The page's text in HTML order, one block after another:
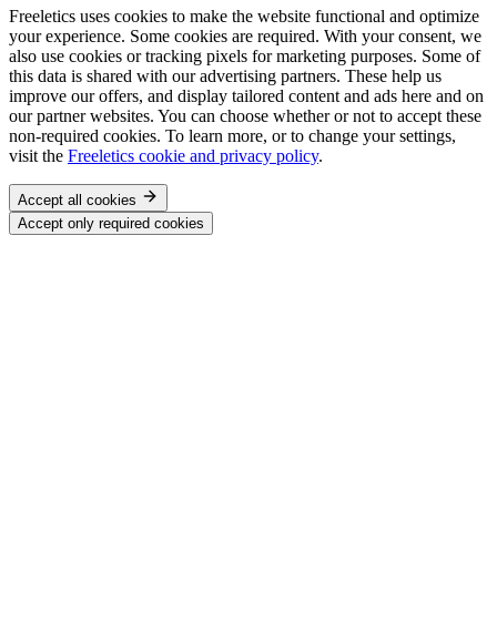
Freeletics uses cookies to make the website functional and optimize
your experience. Some cookies are required. With your consent, we
also use cookies or tracking pixels for marketing purposes. Some of
this data is shared with our advertising partners. These help us
improve our offers, and display tailored content and ads here and on
our partner websites. You can choose whether or not to accept these
non-required cookies. To learn more, or to change your settings,
visit the Freeletics cookie and privacy policy.
Accept all cookies
Accept only required cookies